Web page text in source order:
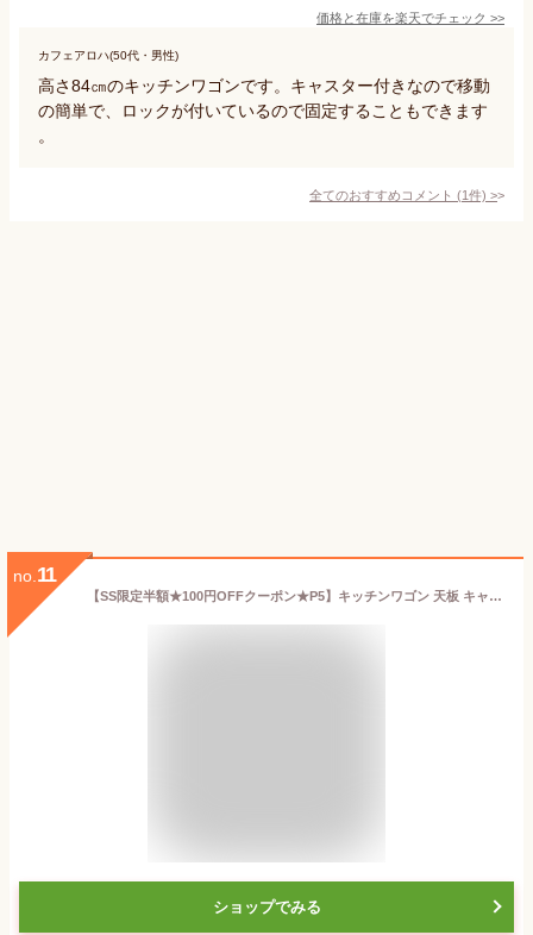
価格と在庫を楽天でチェック >>
カフェアロハ(50代・男性)
高さ84㎝のキッチンワゴンです。キャスター付きなので移動
の簡単で、ロックが付いているので固定することもできます
。
全てのおすすめコメント (1件) >
no. 11
【SS限定半額★100円OFFクーポン★P5】キッチンワゴン 天板 キャンセル付き ワゴン スチール製 収納ラック 収納 マルチワゴン 2段 ラック 北欧風 隙間収納 バスケットトローリー キッチンストッカー おしゃれ 作業台 トースター
ショップでみる